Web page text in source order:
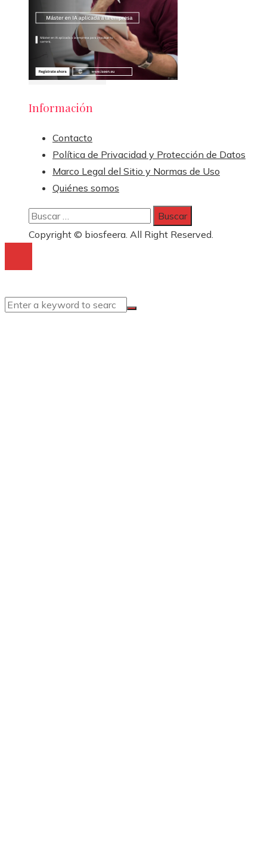
Información
Contacto
Política de Privacidad y Protección de Datos
Marco Legal del Sitio y Normas de Uso
Quiénes somos
Buscar:
Copyright © biosfeera. All Right Reserved.